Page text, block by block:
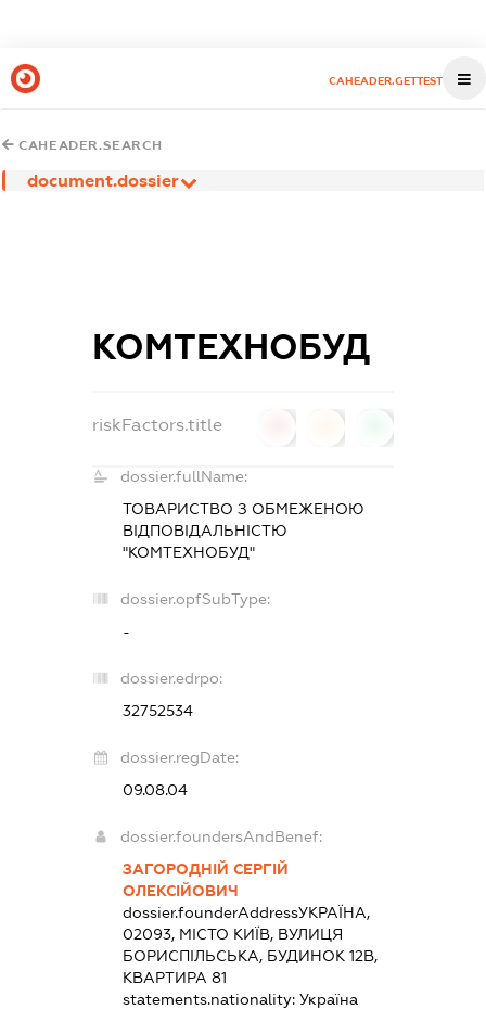
CAHEADER.GETTEST
CAHEADER.SEARCH
document.dossier
КОМТЕХНОБУД
riskFactors.title
dossier.fullName:
ТОВАРИСТВО З ОБМЕЖЕНОЮ
ВІДПОВІДАЛЬНІСТЮ
"КОМТЕХНОБУД"
dossier.opfSubType:
-
dossier.edrpo:
32752534
dossier.regDate:
09.08.04
dossier.foundersAndBenef:
ЗАГОРОДНІЙ СЕРГІЙ
ОЛЕКСІЙОВИЧ
dossier.founderAddressУКРАЇНА,
02093, МІСТО КИЇВ, ВУЛИЦЯ
БОРИСПІЛЬСЬКА, БУДИНОК 12В,
КВАРТИРА 81
statements.nationality: Україна